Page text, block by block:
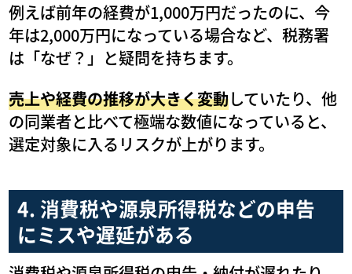
例えば前年の経費が1,000万円だったのに、今
年は2,000万円になっている場合など、税務署
は「なぜ？」と疑問を持ちます。
売上や経費の推移が大きく変動していたり、他
の同業者と比べて極端な数値になっていると、
選定対象に入るリスクが上がります。
4. 消費税や源泉所得税などの申告
にミスや遅延がある